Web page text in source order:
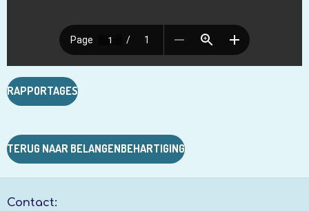
RAPPORTAGES
TERUG NAAR BELANGENBEHARTIGING
Contact: